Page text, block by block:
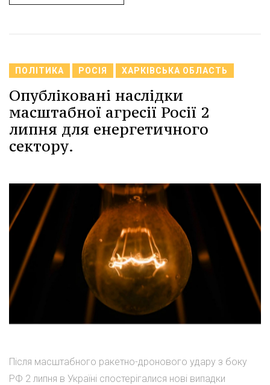
ПОЛІТИКА РОСІЯ ХАРКІВСЬКА ОБЛАСТЬ
Опубліковані наслідки
масштабної агресії Росії 2
липня для енергетичного
сектору.
Після масштабного ракетно-дронового удару з боку
РФ 2 липня в Україні спостерігалися нові випадки